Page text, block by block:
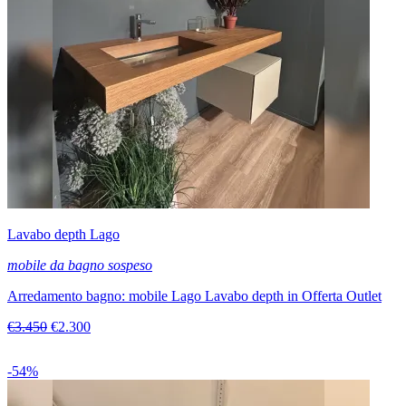
Lavabo depth Lago
mobile da bagno sospeso
Arredamento bagno: mobile Lago Lavabo depth in Offerta Outlet
€3.450 €2.300
-54%